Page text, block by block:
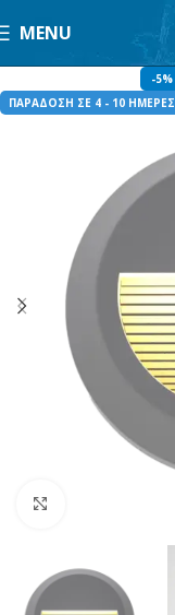
MENU
-5%
ΠΑΡΑΔΟΣΗ ΣΕ 4 - 10 ΗΜΕΡΕΣ